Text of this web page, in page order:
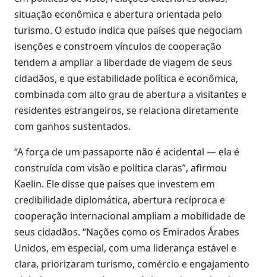
situação econômica e abertura orientada pelo
turismo. O estudo indica que países que negociam
isenções e constroem vínculos de cooperação
tendem a ampliar a liberdade de viagem de seus
cidadãos, e que estabilidade política e econômica,
combinada com alto grau de abertura a visitantes e
residentes estrangeiros, se relaciona diretamente
com ganhos sustentados.
“A força de um passaporte não é acidental — ela é
construída com visão e política claras”, afirmou
Kaelin. Ele disse que países que investem em
credibilidade diplomática, abertura recíproca e
cooperação internacional ampliam a mobilidade de
seus cidadãos. “Nações como os Emirados Árabes
Unidos, em especial, com uma liderança estável e
clara, priorizaram turismo, comércio e engajamento